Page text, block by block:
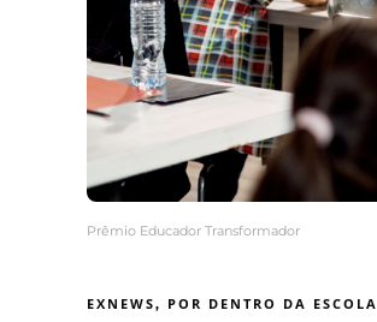
Prêmio Educador Transformador
EXNEWS, POR DENTRO DA ESCOLA